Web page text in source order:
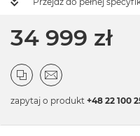
34 999 zł
zapytaj o produkt +48 22 100